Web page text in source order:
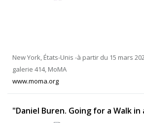
New York, États-Unis -à partir du 15 mars
galerie 414, MoMA
www.moma.org
"Daniel Buren. Going for a Walk in